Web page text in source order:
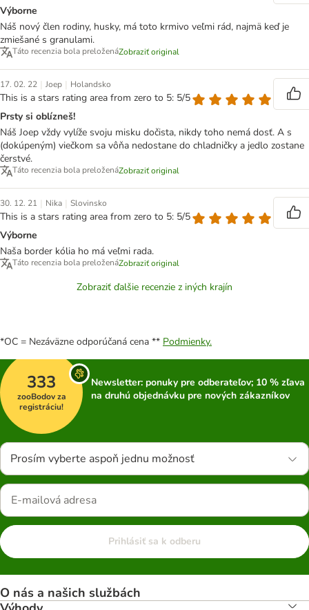
Výborne
Náš nový člen rodiny, husky, má toto krmivo veľmi rád, najmä keď je
zmiešané s granulami.
Táto recenzia bola preloženáZobraziť original
17. 02. 22 | Joep | Holandsko
This is a stars rating area from zero to 5: 5/5
Prsty si oblízneš!
Náš Joep vždy vylíže svoju misku dočista, nikdy toho nemá dosť. A s
(dokúpeným) viečkom sa vôňa nedostane do chladničky a jedlo zostane
čerstvé.
Táto recenzia bola preloženáZobraziť original
30. 12. 21 | Nika | Slovinsko
This is a stars rating area from zero to 5: 5/5
Výborne
Naša border kólia ho má veľmi rada.
Táto recenzia bola preloženáZobraziť original
Zobraziť ďalšie recenzie z iných krajín
*OC = Nezáväzne odporúčaná cena ** Podmienky.
333
zooBodov za
registráciu!
Newsletter: ponuky pre odberateľov; 10 % zľava
na druhú objednávku pre nových zákazníkov
Prosím vyberte aspoň jednu možnosť
Prihlásiť sa k odberu
O nás a našich službách